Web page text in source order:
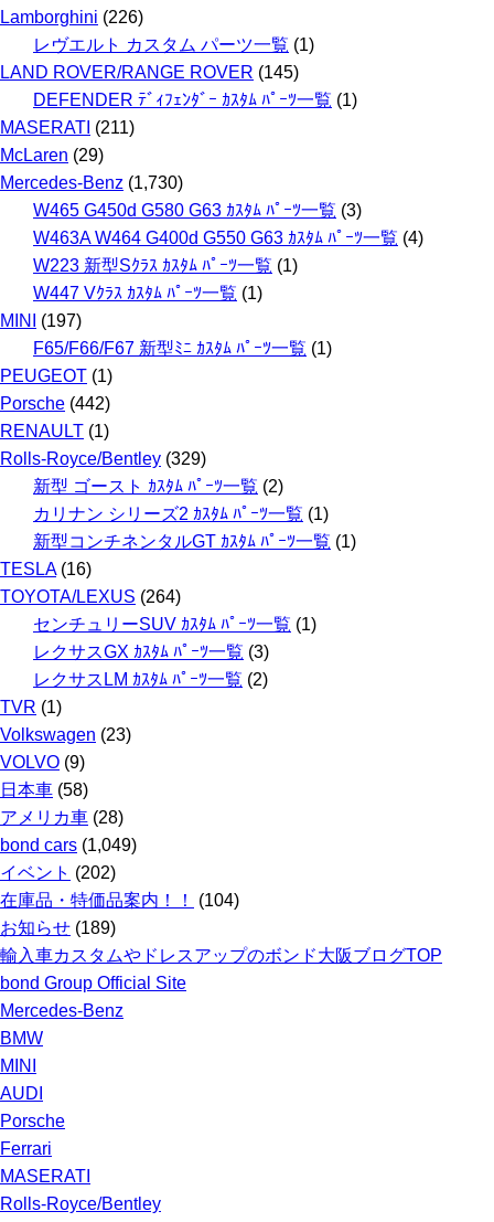
Lamborghini (226)
レヴエルト カスタム パーツ一覧 (1)
LAND ROVER/RANGE ROVER (145)
DEFENDER ﾃﾞｨﾌｪﾝﾀﾞｰ ｶｽﾀﾑ ﾊﾟｰﾂ一覧 (1)
MASERATI (211)
McLaren (29)
Mercedes-Benz (1,730)
W465 G450d G580 G63 ｶｽﾀﾑ ﾊﾟｰﾂ一覧 (3)
W463A W464 G400d G550 G63 ｶｽﾀﾑ ﾊﾟｰﾂ一覧 (4)
W223 新型Sｸﾗｽ ｶｽﾀﾑ ﾊﾟｰﾂ一覧 (1)
W447 Vｸﾗｽ ｶｽﾀﾑ ﾊﾟｰﾂ一覧 (1)
MINI
(197)
F65/F66/F67 新型ﾐﾆ ｶｽﾀﾑ ﾊﾟｰﾂ一覧 (1)
PEUGEOT (1)
Porsche (442)
RENAULT (1)
Rolls-Royce/Bentley (329)
新型 ゴースト ｶｽﾀﾑ ﾊﾟｰﾂ一覧 (2)
カリナン シリーズ2 ｶｽﾀﾑ ﾊﾟｰﾂ一覧 (1)
新型コンチネンタルGT ｶｽﾀﾑ ﾊﾟｰﾂ一覧 (1)
TESLA(16)
TOYOTA/LEXUS (264)
センチュリーSUV ｶｽﾀﾑ ﾊﾟｰﾂ一覧 (1)
レクサスGX ｶｽﾀﾑ ﾊﾟｰﾂ一覧 (3)
レクサスLM ｶｽﾀﾑ ﾊﾟｰﾂ一覧 (2)
TVR (1)
Volkswagen (23)
VOLVO (9)
日本車 (58)
アメリカ車 (28)
bond cars (1,049)
イベント (202)
在庫品・特価品案内！！
(104)
お知らせ (189)
輸入車カスタムやドレスアップのボンド大阪ブログTOP
bond Group Official Site
Mercedes-Benz
BMW
MINI
AUDI
Porsche
Ferrari
MASERATI
Rolls-Royce/Bentley